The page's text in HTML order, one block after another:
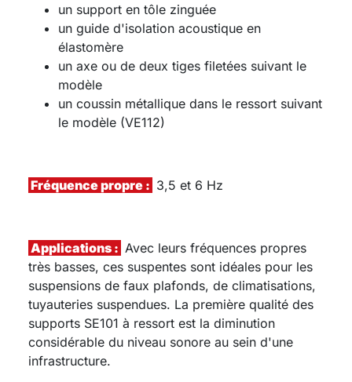
un support en tôle zinguée
un guide d'isolation acoustique en
élastomère
un axe ou de deux tiges filetées suivant le
modèle
un coussin métallique dans le ressort suivant
le modèle (VE112)
Fréquence propre : 3,5 et 6 Hz
Applications : Avec leurs fréquences propres
très basses, ces suspentes sont idéales pour les
suspensions de faux plafonds, de climatisations,
tuyauteries suspendues. La première qualité des
supports SE101 à ressort est la diminution
considérable du niveau sonore au sein d'une
infrastructure.